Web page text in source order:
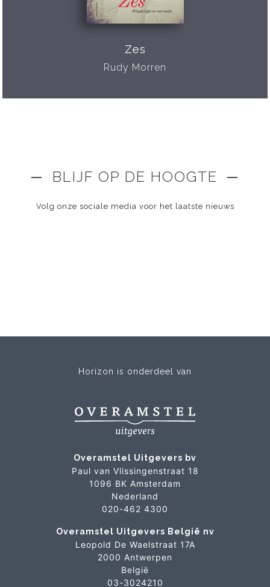
Zes
Rudy Morren
─ BLIJF OP DE HOOGTE ─
Volg onze sociale media voor het laatste nieuws
Horizon is onderdeel van
Overamstel Uitgevers bv
Paul van Vlissingenstraat 18
1096 BK Amsterdam
Nederland
020-462 4300
Overamstel Uitgevers België nv
Leopold De Waelstraat 17A
2000 Antwerpen
België
03-3024210